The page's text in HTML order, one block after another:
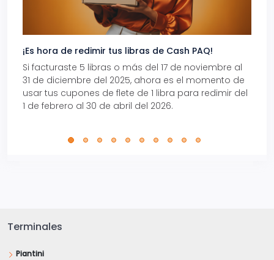
¡Es hora de redimir tus libras de Cash PAQ!
Si facturaste 5 libras o más del 17 de noviembre al
31 de diciembre del 2025, ahora es el momento de
usar tus cupones de flete de 1 libra para redimir del
1 de febrero al 30 de abril del 2026.
Terminales
Piantini